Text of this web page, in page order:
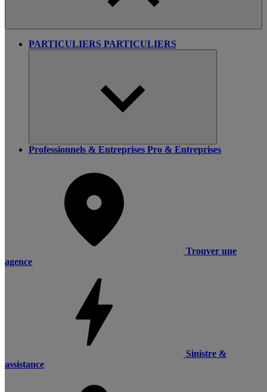
PARTICULIERS PARTICULIERS
Professionnels & Entreprises Pro & Entreprises
Trouver une
agence
Sinistre &
assistance